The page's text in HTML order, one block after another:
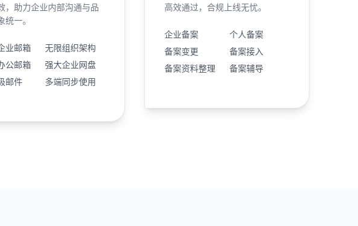
，助力企业内部沟通与品
统一。
业邮箱
无限组织架构
公邮箱
强大企业网盘
邮件
多端同步使用
高效通过，合规上线无忧。
企业备案
个人备案
备案变更
备案接入
备案资料整理
备案辅导